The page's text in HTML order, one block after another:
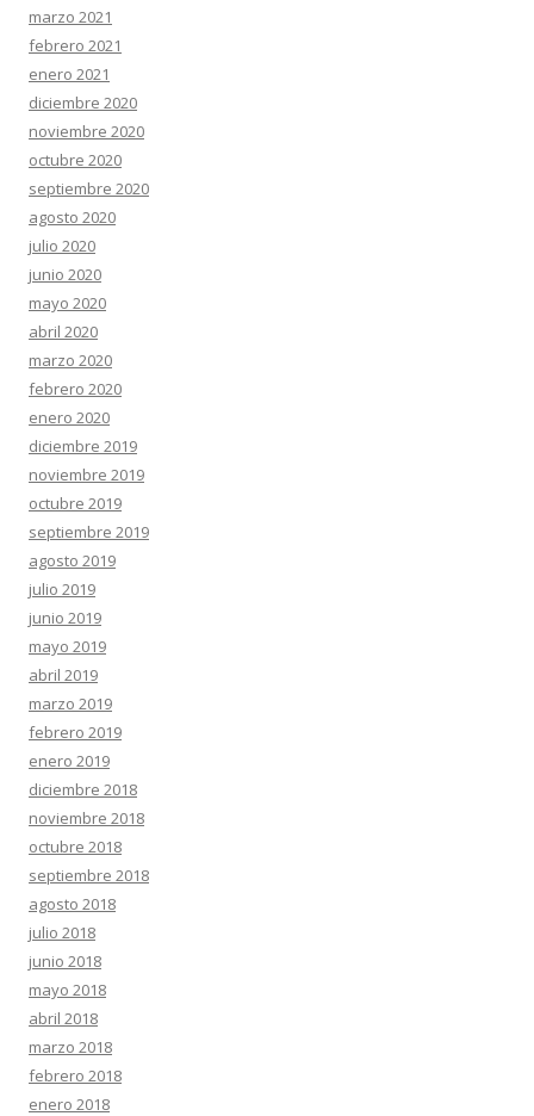
marzo 2021
febrero 2021
enero 2021
diciembre 2020
noviembre 2020
octubre 2020
septiembre 2020
agosto 2020
julio 2020
junio 2020
mayo 2020
abril 2020
marzo 2020
febrero 2020
enero 2020
diciembre 2019
noviembre 2019
octubre 2019
septiembre 2019
agosto 2019
julio 2019
junio 2019
mayo 2019
abril 2019
marzo 2019
febrero 2019
enero 2019
diciembre 2018
noviembre 2018
octubre 2018
septiembre 2018
agosto 2018
julio 2018
junio 2018
mayo 2018
abril 2018
marzo 2018
febrero 2018
enero 2018